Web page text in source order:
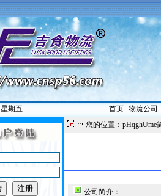
星期五 首页| 物流公司
您的位置：pHqghUme
公司简介：